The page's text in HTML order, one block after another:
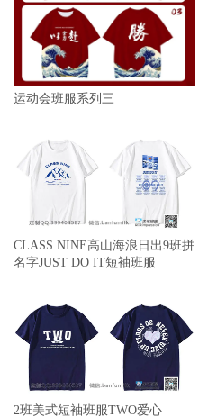
运动会班服系列三
CLASS NINE高山海浪日出9班拼
名字JUST DO IT短袖班服
2班美式短袖班服TWO爱心